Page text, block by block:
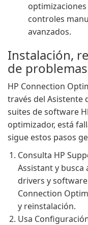
controles
avanzados.
Instalación,
de problemas
HP Connection
través del Asistente
suites de software
optimizador, está
sigue estos pasos
Consulta HP
Assistant y
drivers y
Connection
y reinstalación.
Usa